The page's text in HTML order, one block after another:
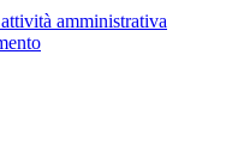
amministrativa